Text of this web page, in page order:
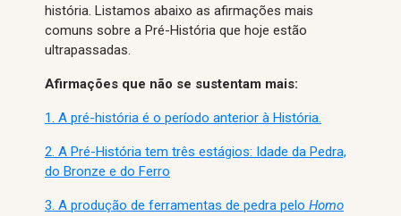
história. Listamos abaixo as afirmações mais
comuns sobre a Pré-História que hoje estão
ultrapassadas.
Afirmações que não se sustentam mais:
1. A pré-história é o período anterior à História.
2. A Pré-História tem três estágios: Idade da Pedra,
do Bronze e do Ferro
3. A produção de ferramentas de pedra pelo Homo